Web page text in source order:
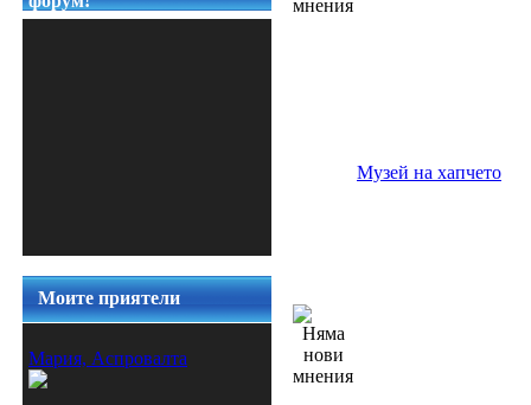
Моите приятели
Мария, Аспровалта
Музей на хапчето